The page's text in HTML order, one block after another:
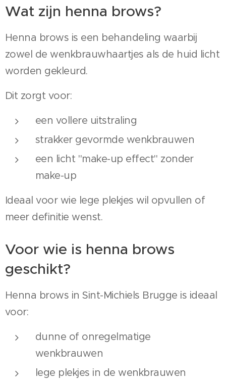
Wat zijn henna brows?
Henna brows is een behandeling waarbij
zowel de wenkbrauwhaartjes als de huid licht
worden gekleurd.
Dit zorgt voor:
een vollere uitstraling
strakker gevormde wenkbrauwen
een licht "make-up effect" zonder
make-up
Ideaal voor wie lege plekjes wil opvullen of
meer definitie wenst.
Voor wie is henna brows
geschikt?
Henna brows in Sint-Michiels Brugge is ideaal
voor:
dunne of onregelmatige
wenkbrauwen
lege plekjes in de wenkbrauwen